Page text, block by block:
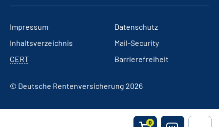
0
Impressum
Datenschutz
Inhaltsverzeichnis
Mail-Security
CERT
Barrierefreiheit
© Deutsche Rentenversicherung 2026